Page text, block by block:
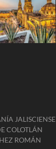
JALISCIENSE
COLOTLÁN
ROMÁN